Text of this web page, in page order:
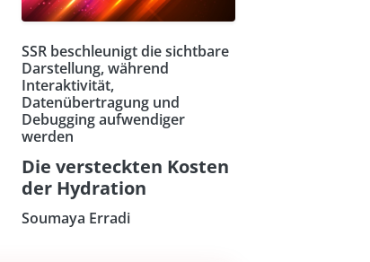
SSR beschleunigt die sichtbare
Darstellung, während
Interaktivität,
Datenübertragung und
Debugging aufwendiger
werden
Die versteckten Kosten
der Hydration
Soumaya Erradi